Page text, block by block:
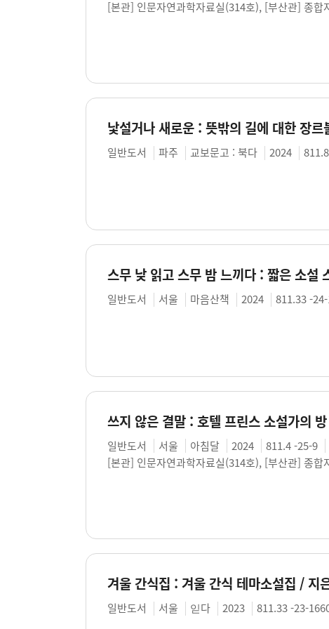
[본관] 인문자연과학자료실(314호), [부산관] 종
일반도서 파주 교보문고 : 북다 2024
일반도서 서울 마음산책 2024 811.33 -
일반도서 서울 아침달 2024
811.4 -25-9
[본관] 인문자연과학자료실(314호), [부산관] 종
겨울 간식집 : 겨울 간식 테마소설집 / 지
일반도서 서울 읻다 2023 811.33 -23-